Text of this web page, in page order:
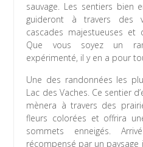
sauvage. Les sentiers bien
guideront à travers des
cascades majestueuses et
Que vous soyez un
expérimenté, il y en a pour
Une des randonnées les
Lac des Vaches. Ce sentier
mènera à travers des
fleurs colorées et offrira
sommets enneigés.
récompensé par un